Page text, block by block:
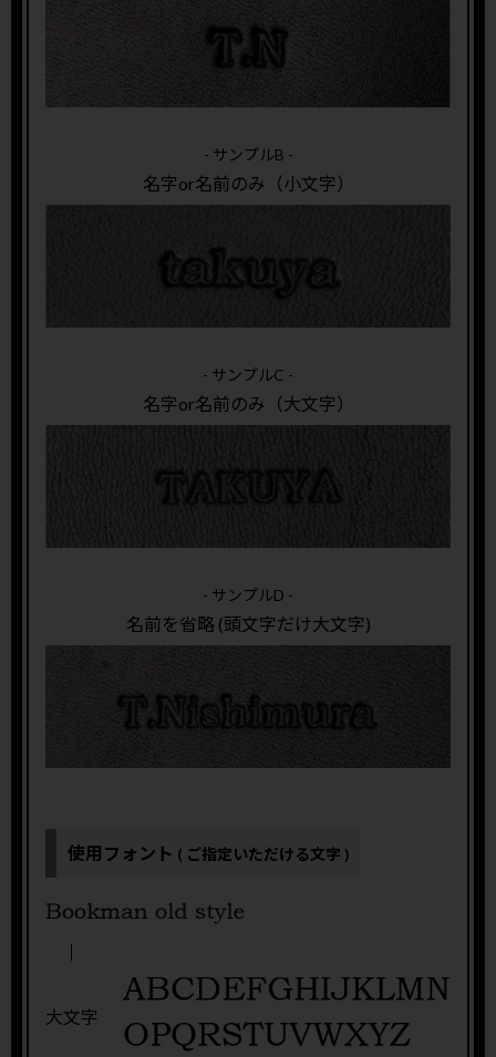
- サンプルB -
名字or名前のみ（小文字）
- サンプルC -
名字or名前のみ（大文字）
- サンプルD -
名前を省略 (頭文字だけ大文字)
使用フォント ( ご指定いただける文字 )
大文字